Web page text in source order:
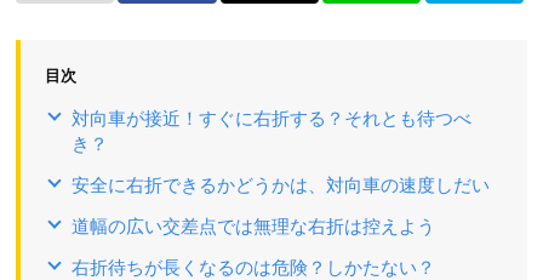
目次
対向車が接近！すぐに右折する？それとも待つべ
き？
安全に右折できるかどうかは、対向車の速度しだい
道幅の広い交差点では無理な右折は控えよう
右折待ちが長くなるのは危険？しかたない？